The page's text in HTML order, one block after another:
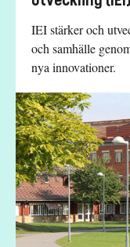
IEI stärker och
och samhälle
nya innovationer.